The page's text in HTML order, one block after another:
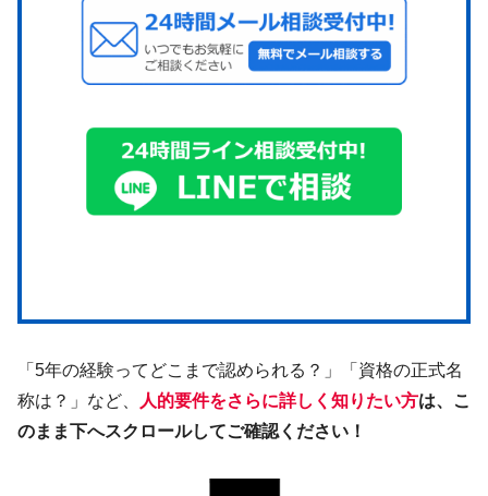
「5年の経験ってどこまで認められる？」「資格の正式名
称は？」など、
人的要件をさらに詳しく知りたい方は、こ
のまま下へスクロールしてご確認ください！